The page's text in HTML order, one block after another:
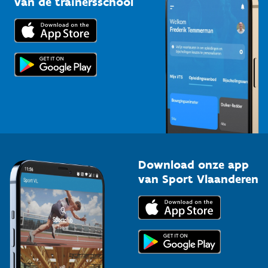
Trainers en begeleiders
Topsporters
Downloads
Voor de pers
Download onze app
van Sport Vlaanderen